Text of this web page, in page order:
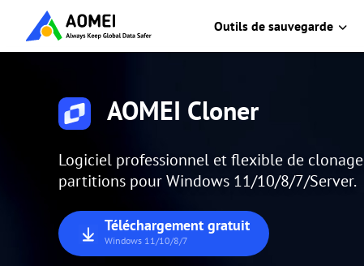
Outils de sauvegarde
AOMEI Cloner
Logiciel professionnel et flexible de
partitions pour Windows 11/10/8/7/Server.
Téléchargement gratuit
Windows 11/10/8/7